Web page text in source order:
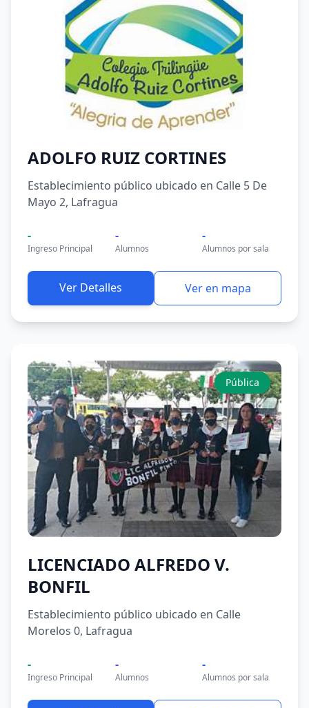
ADOLFO RUIZ CORTINES
Establecimiento público ubicado en Calle 5 De
Mayo 2, Lafragua
-
Ingreso Principal
-
Alumnos
-
Alumnos por sala
Ver Detalles Ver en mapa
Pública
LICENCIADO ALFREDO V.
BONFIL
Establecimiento público ubicado en Calle
Morelos 0, Lafragua
-
Ingreso Principal
-
Alumnos
-
Alumnos por sala